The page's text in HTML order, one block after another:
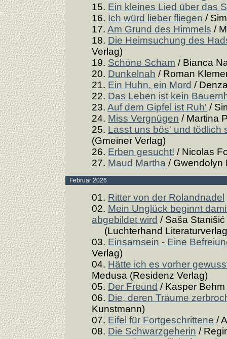
15. Ein kleines Lied über das
16. Ich würd lieber fliegen /
17. Am Grund des Himmels /
18. Die Heimsuchung des
Verlag)
19. Schöne Scham / Bianca
20. Dunkelnah / Roman
21. Ein Huhn, ein Mord /
22. Das Leben ist kein
23. Auf dem Gipfel ist Ruh' /
24. Miss Vergnügen / Martina
25. Lasst uns bös' und tödlich
(Gmeiner Verlag)
26. Erben gesucht! / Nicolas
27. Maud Martha / Gwendolyn
Februar 2026
01. Ritter von der Rolandnadel
02. Mein Unglück beginnt
abgebildet wird / Saša Stanišić
(Luchterhand
03. Einsamsein - Eine
Verlag)
04. Hätte ich es vorher
Medusa (Residenz Verlag)
05. Der Freund / Kasper
06. Die, deren Träume
Kunstmann)
07. Eifel für Fortgeschrittene /
08. Die Schwarzgeherin /